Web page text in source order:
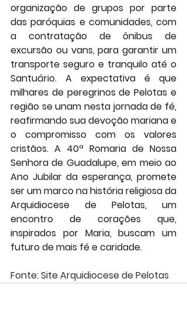
organização de grupos por parte
das paróquias e comunidades, com
a contratação de ônibus de
excursão ou vans, para garantir um
transporte seguro e tranquilo até o
Santuário. A expectativa é que
milhares de peregrinos de Pelotas e
região se unam nesta jornada de fé,
reafirmando sua devoção mariana e
o compromisso com os valores
cristãos. A 40ª Romaria de Nossa
Senhora de Guadalupe, em meio ao
Ano Jubilar da esperança, promete
ser um marco na história religiosa da
Arquidiocese de Pelotas, um
encontro de corações que,
inspirados por Maria, buscam um
futuro de mais fé e caridade.
Fonte: Site Arquidiocese de Pelotas